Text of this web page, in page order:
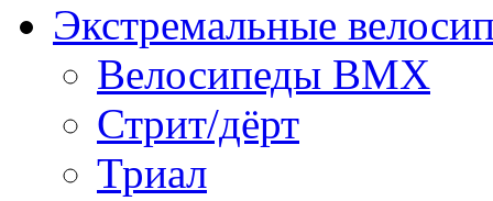
Экстремальные
Велосипеды BMX
Стрит/дёрт
Триал